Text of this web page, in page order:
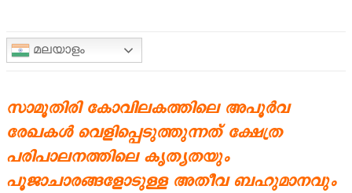
മലയാളം
സാമൂതിരി കോവിലകത്തിലെ അപൂർവ
രേഖകൾ വെളിപ്പെടുത്തുന്നത് ക്ഷേത്ര
പരിപാലനത്തിലെ കൃത്യതയും
പൂജാചാരങ്ങളോടുള്ള അതീവ ബഹുമാനവും